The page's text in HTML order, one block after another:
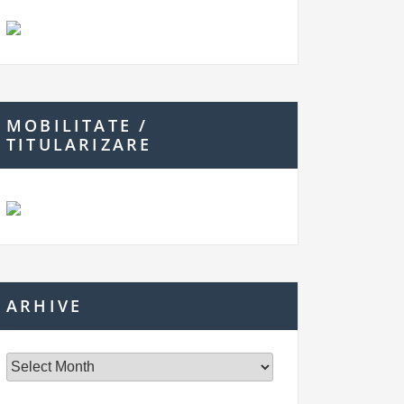
MOBILITATE /
TITULARIZARE
ARHIVE